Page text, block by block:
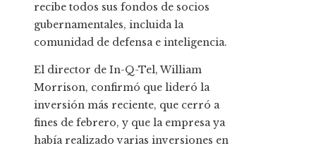
recibe todos sus fondos de socios
gubernamentales, incluida la
comunidad de defensa e inteligencia.
El director de In-Q-Tel, William
Morrison, confirmó que lideró la
inversión más reciente, que cerró a
fines de febrero, y que la empresa ya
había realizado varias inversiones en